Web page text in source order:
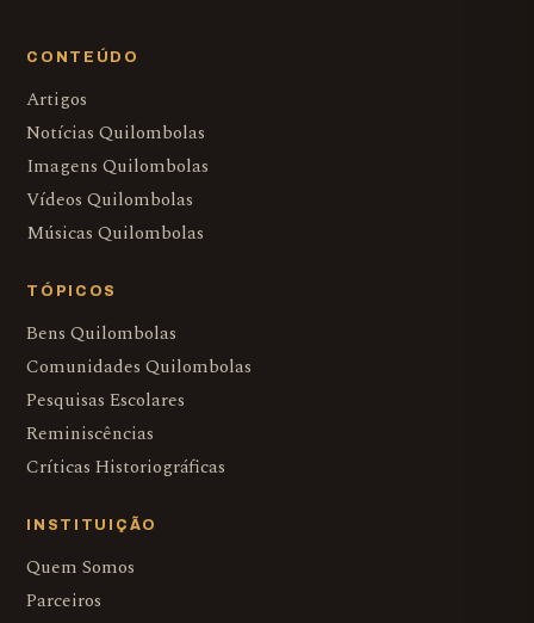
CONTEÚDO
Artigos
Notícias Quilombolas
Imagens Quilombolas
Vídeos Quilombolas
Músicas Quilombolas
TÓPICOS
Bens Quilombolas
Comunidades Quilombolas
Pesquisas Escolares
Reminiscências
Críticas Historiográficas
INSTITUIÇÃO
Quem Somos
Parceiros